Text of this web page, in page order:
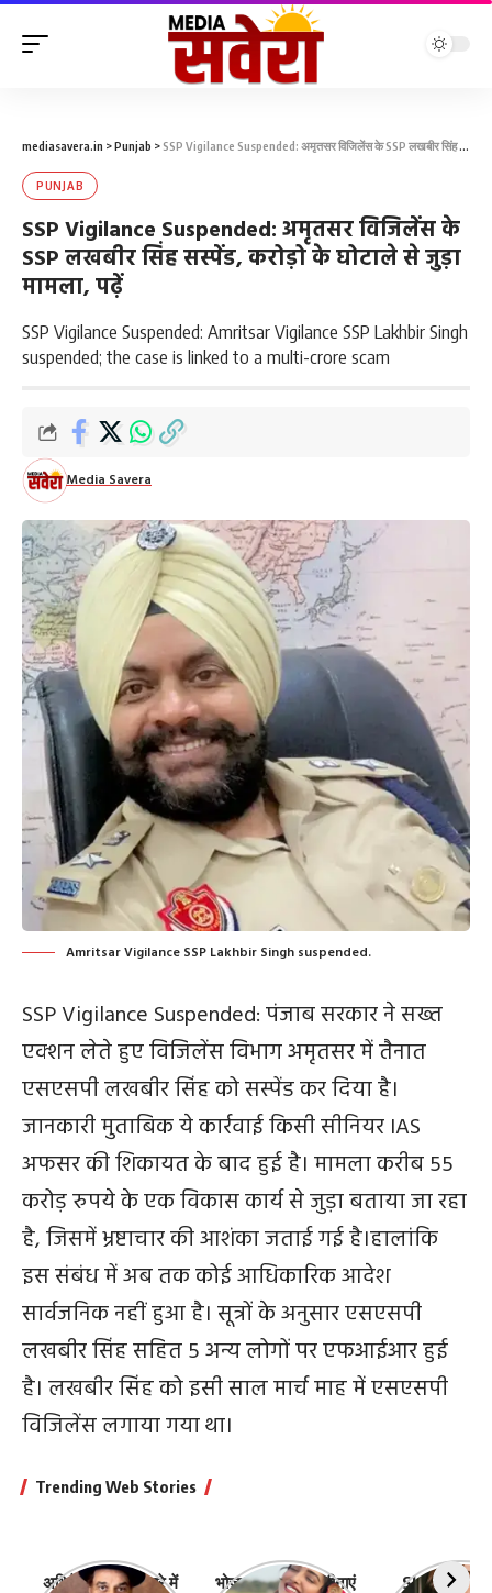
mediasavera.in >Punjab >SSP Vigilance Suspended: अमृतसर विजिलेंस के SSP लखबीर सिंह सस्पेंड, करोड़ो के घोटाले से जुड़ा मामला, पढ़ें
PUNJAB
SSP Vigilance Suspended: अमृतसर विजिलेंस के
SSP लखबीर सिंह सस्पेंड, करोड़ो के घोटाले से जुड़ा
मामला, पढ़ें
SSP Vigilance Suspended: Amritsar Vigilance SSP Lakhbir Singh
suspended; the case is linked to a multi-crore scam
Media Savera
Amritsar Vigilance SSP Lakhbir Singh suspended.
SSP Vigilance Suspended: पंजाब सरकार ने सख्त
एक्शन लेते हुए विजिलेंस विभाग अमृतसर में तैनात
एसएसपी लखबीर सिंह को सस्पेंड कर दिया है।
जानकारी मुताबिक ये कार्रवाई किसी सीनियर IAS
अफसर की शिकायत के बाद हुई है। मामला करीब 55
करोड़ रुपये के एक विकास कार्य से जुड़ा बताया जा रहा
है, जिसमें भ्रष्टाचार की आशंका जताई गई है।हालांकि
इस संबंध में अब तक कोई आधिकारिक आदेश
सार्वजनिक नहीं हुआ है। सूत्रों के अनुसार एसएसपी
लखबीर सिंह सहित 5 अन्य लोगों पर एफआईआर हुई
है। लखबीर सिंह को इसी साल मार्च माह में एसएसपी
विजिलेंस लगाया गया था।
Trending Web Stories
अभिनेता धर्मेंद्र के बारे में
भोजपुरी की ये 10 हसीनाएं
Shefali